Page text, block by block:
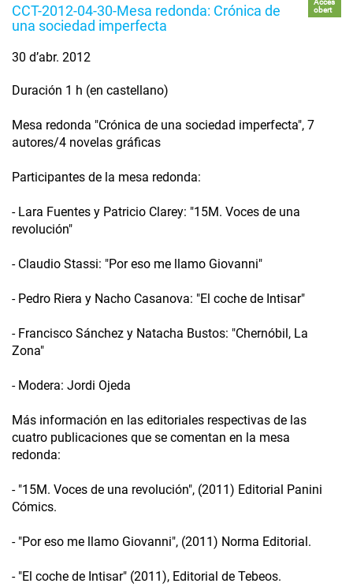
CCT-2012-04-30-Mesa redonda: Crónica de
una sociedad imperfecta
obert
30 d’abr. 2012
Duración 1 h (en castellano)
Mesa redonda "Crónica de una sociedad imperfecta", 7
autores/4 novelas gráficas
Participantes de la mesa redonda:
- Lara Fuentes y Patricio Clarey: "15M. Voces de una
revolución"
- Claudio Stassi: "Por eso me llamo Giovanni"
- Pedro Riera y Nacho Casanova: "El coche de Intisar"
- Francisco Sánchez y Natacha Bustos: "Chernóbil, La
Zona"
- Modera: Jordi Ojeda
Más información en las editoriales respectivas de las
cuatro publicaciones que se comentan en la mesa
redonda:
- "15M. Voces de una revolución", (2011) Editorial Panini
Cómics.
- "Por eso me llamo Giovanni", (2011) Norma Editorial.
- "El coche de Intisar" (2011), Editorial de Tebeos.